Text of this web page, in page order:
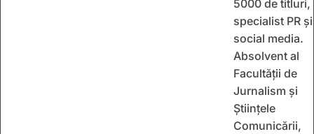
5000 de titluri,
specialist PR și
social media.
Absolvent al
Facultății de
Jurnalism și
Științele
Comunicării,